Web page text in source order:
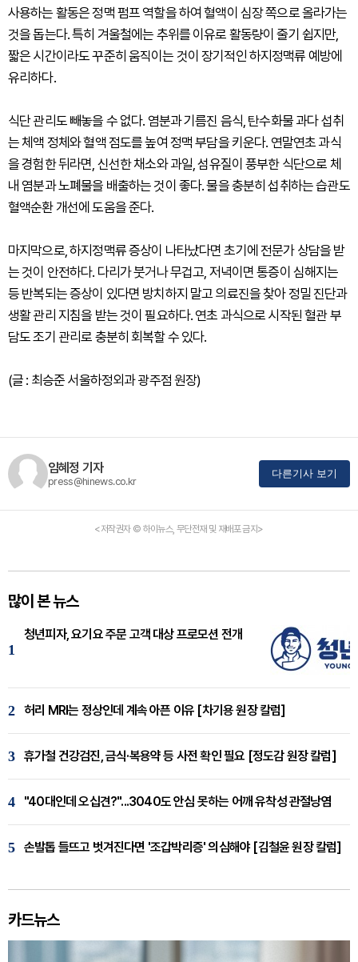
사용하는 활동은 정맥 펌프 역할을 하여 혈액이 심장 쪽으로 올라가는
것을 돕는다. 특히 겨울철에는 추위를 이유로 활동량이 줄기 쉽지만,
짧은 시간이라도 꾸준히 움직이는 것이 장기적인 하지정맥류 예방에
유리하다.
식단 관리도 빼놓을 수 없다. 염분과 기름진 음식, 탄수화물 과다 섭취
는 체액 정체와 혈액 점도를 높여 정맥 부담을 키운다. 연말연초 과식
을 경험한 뒤라면, 신선한 채소와 과일, 섬유질이 풍부한 식단으로 체
내 염분과 노폐물을 배출하는 것이 좋다. 물을 충분히 섭취하는 습관도
혈액순환 개선에 도움을 준다.
마지막으로, 하지정맥류 증상이 나타났다면 초기에 전문가 상담을 받
는 것이 안전하다. 다리가 붓거나 무겁고, 저녁이면 통증이 심해지는
등 반복되는 증상이 있다면 방치하지 말고 의료진을 찾아 정밀 진단과
생활 관리 지침을 받는 것이 필요하다. 연초 과식으로 시작된 혈관 부
담도 조기 관리로 충분히 회복할 수 있다.
(글 : 최승준 서울하정외과 광주점 원장)
임혜정 기자
press@hinews.co.kr
다른기사 보기
<저작권자 © 하이뉴스, 무단전재 및 재배포 금지>
많이 본 뉴스
1
청년피자, 요기요 주문 고객 대상 프로모션 전개
2 허리 MRI는 정상인데 계속 아픈 이유 [차기용 원장 칼럼]
3 휴가철 건강검진, 금식·복용약 등 사전 확인 필요 [정도감 원장 칼럼]
4 "40대인데 오십견?"...3040도 안심 못하는 어깨 유착성 관절낭염
5 손발톱 들뜨고 벗겨진다면 '조갑박리증' 의심해야 [김철윤 원장 칼럼]
카드뉴스